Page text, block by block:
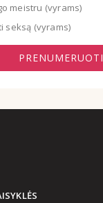
meistru (vyrams)
seksą (vyrams)
PRENUMERUOTI